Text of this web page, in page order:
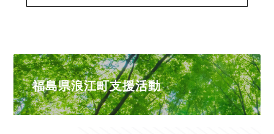
福島県浪江町支援活動